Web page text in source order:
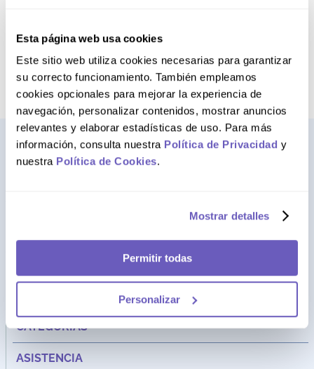
Esta página web usa cookies
Este sitio web utiliza cookies necesarias para garantizar
su correcto funcionamiento. También empleamos
cookies opcionales para mejorar la experiencia de
navegación, personalizar contenidos, mostrar anuncios
relevantes y elaborar estadísticas de uso. Para más
información, consulta nuestra Política de Privacidad y
nuestra Política de Cookies.
Mostrar detalles
Permitir todas
Personalizar
búsqueda
Intenta buscar sinónimos del
término deseado
CATEGORÍAS
ASISTENCIA